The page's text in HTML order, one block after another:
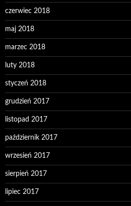
czerwiec 2018
maj 2018
marzec 2018
luty 2018
styczeń 2018
grudzień 2017
listopad 2017
październik 2017
wrzesień 2017
sierpień 2017
lipiec 2017